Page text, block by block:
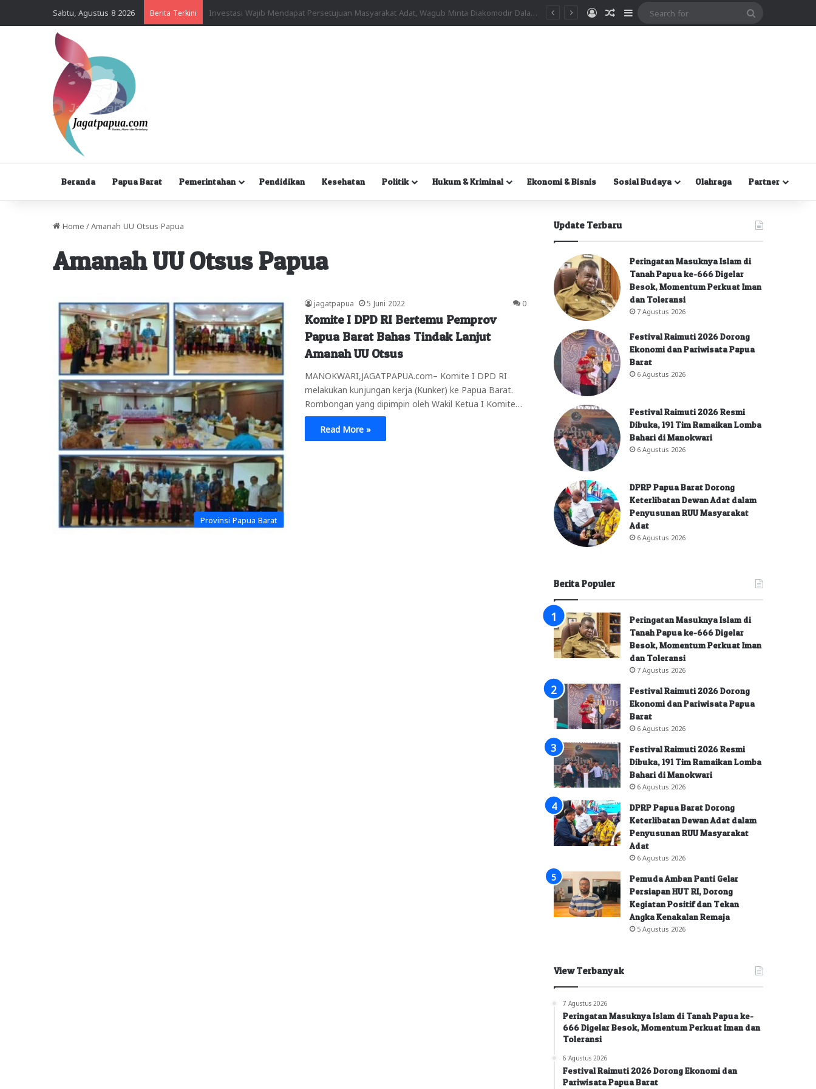
Sabtu, Agustus 8 2026 Berita Terkini MasukRandom Article
Sidebar
Beranda Papua Barat Pemerintahan Pendidikan Kesehatan Politik Hukum & Kriminal Ekonomi & Bisnis Sosial Budaya Olahraga Partner
Home / Amanah UU Otsus Papua
Amanah UU Otsus Papua
Provinsi Papua Barat
jagatpapua 5 Juni 2022 0
Komite I DPD RI Bertemu Pemprov
Papua Barat Bahas Tindak Lanjut
Amanah UU Otsus
MANOKWARI,JAGATPAPUA.com– Komite I DPD RI
melakukan kunjungan kerja (Kunker) ke Papua Barat.
Rombongan yang dipimpin oleh Wakil Ketua I Komite…
Read More »
Update Terbaru
Peringatan Masuknya Islam di
Tanah Papua ke-666 Digelar
Besok, Momentum Perkuat Iman
dan Toleransi
7 Agustus 2026
Festival Raimuti 2026 Dorong
Ekonomi dan Pariwisata Papua
Barat
6 Agustus 2026
Festival Raimuti 2026 Resmi
Dibuka, 191 Tim Ramaikan Lomba
Bahari di Manokwari
6 Agustus 2026
DPRP Papua Barat Dorong
Keterlibatan Dewan Adat dalam
Penyusunan RUU Masyarakat
Adat
6 Agustus 2026
Berita Populer
Peringatan Masuknya Islam di
Tanah Papua ke-666 Digelar
Besok, Momentum Perkuat Iman
dan Toleransi
7 Agustus 2026
Festival Raimuti 2026 Dorong
Ekonomi dan Pariwisata Papua
Barat
6 Agustus 2026
Festival Raimuti 2026 Resmi
Dibuka, 191 Tim Ramaikan Lomba
Bahari di Manokwari
6 Agustus 2026
DPRP Papua Barat Dorong
Keterlibatan Dewan Adat dalam
Penyusunan RUU Masyarakat
Adat
6 Agustus 2026
Pemuda Amban Panti Gelar
Persiapan HUT RI, Dorong
Kegiatan Positif dan Tekan
Angka Kenakalan Remaja
5 Agustus 2026
View Terbanyak
7 Agustus 2026
Peringatan Masuknya Islam di Tanah Papua ke-
666 Digelar Besok, Momentum Perkuat Iman dan
Toleransi
6 Agustus 2026
Festival Raimuti 2026 Dorong Ekonomi dan
Pariwisata Papua Barat